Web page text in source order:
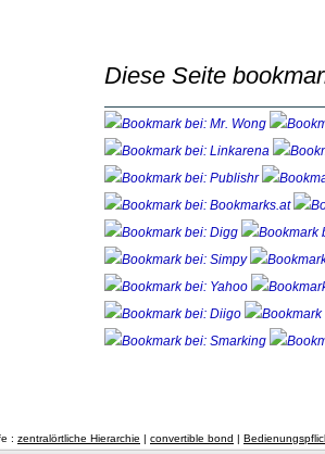
Diese Seite
: zentralörtliche Hierarchie | convertible bond |